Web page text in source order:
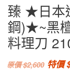
臻 ★日本
鋼)★~黑
料理刀
2,600